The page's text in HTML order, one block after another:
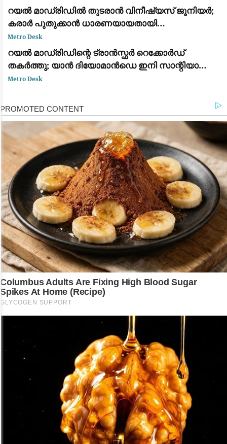
റയൽ മാഡ്രിഡിൽ തുടരാൻ വിനീഷ്യസ് ജൂനിയർ;
കരാർ പുതുക്കാൻ ധാരണയായതായി
ഫാബ്രിസിയോ റൊമാനോയും ദ അത്‌ലറ്റിക്കും
Metro Desk
റയൽ മാഡ്രിഡിന്റെ ട്രാൻസ്ഫർ റെക്കോർഡ്
തകർത്തു; യാൻ ദിയോമാൻഡെ ഇനി സാന്റിയാഗോ
ബെർണബ്യൂവിൽ
Metro Desk